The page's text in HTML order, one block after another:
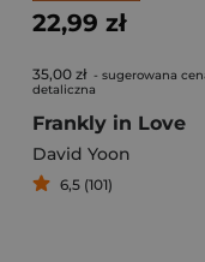
22,99 zł
35,00 zł - sugerowana
detaliczna
Frankly in Love
David Yoon
6,5 (101)